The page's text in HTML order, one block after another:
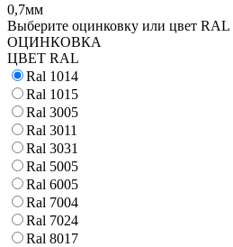
0,7мм
Выберите оцинковку или цвет RAL
ОЦИНКОВКА
ЦВЕТ RAL
Ral 1014
Ral 1015
Ral 3005
Ral 3011
Ral 3031
Ral 5005
Ral 6005
Ral 7004
Ral 7024
Ral 8017